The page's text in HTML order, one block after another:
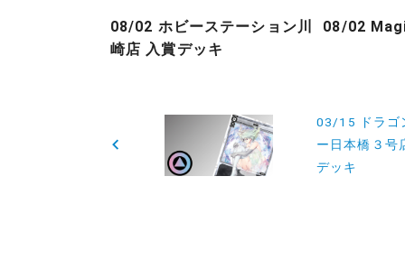
08/02 ホビーステーション川
崎店 入賞デッキ
08/02
稿
03/15 ドラゴ
ー日本橋３号
デッキ